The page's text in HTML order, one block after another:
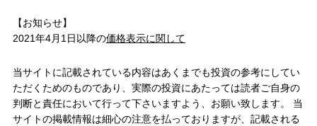
【お知らせ】
2021年4月1日以降の価格表示に関して
当サイトに記載されている内容はあくまでも投資の参考にしてい
ただくためのものであり、実際の投資にあたっては読者ご自身の
判断と責任において行って下さいますよう、お願い致します。 当
サイトの掲載情報は細心の注意を払っておりますが、記載される